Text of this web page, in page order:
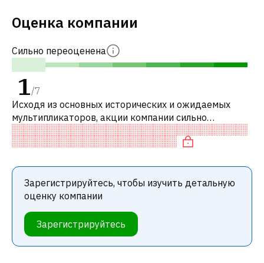
Оценка компании
Сильно переоценена
1/7
Исходя из основных исторических и ожидаемых
мультипликаторов, акции компании сильно
переоценены по сравнению с аналогичными
компаниями.
Зарегистрируйтесь, чтобы изучить детальную
оценку компании
Зарегистрируйтесь